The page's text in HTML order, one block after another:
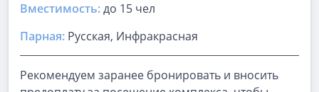
Вместимость:до 15 чел
Парная: Русская, Инфракрасная
Рекомендуем заранее бронировать и вносить